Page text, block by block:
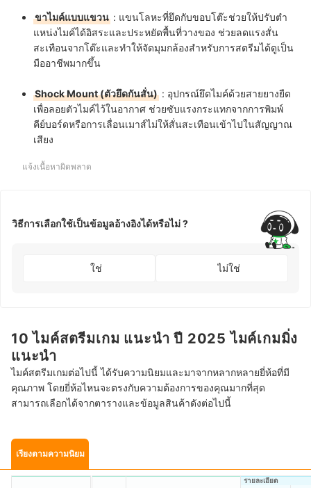
ขาไมค์แบบแขวน : แขนโลหะที่ยึดกับขอบโต๊ะช่วยให้ปรับตำ
แหน่งไมค์ได้อิสระและประหยัดพื้นที่วางของ ช่วยลดแรงสั่น
สะเทือนจากโต๊ะและทำให้จัดมุมกล้องสำหรับการสตรีมได้ดูเป็น
มืออาชีพมากขึ้น
Shock Mount (ตัวยึดกันสั่น) : อุปกรณ์ยึดไมค์ด้วยสายยางยืด
เพื่อลอยตัวไมค์ไว้ในอากาศ ช่วยซับแรงกระแทกจากการพิมพ์
คีย์บอร์ดหรือการเลื่อนเมาส์ไม่ให้สั่นสะเทือนเข้าไปในสัญญาณ
เสียง
แจ้งเนื้อหาผิดพลาด
วิธีการเลือกใช้เป็นข้อมูลอ้างอิงได้หรือไม่ ?
ใช่ ไม่ใช่
10 ไมค์สตรีมเกม แนะนำ ปี 2025 ไมค์เกมมิ่ง
แนะนำ
ไมค์สตรีมเกมต่อไปนี้ ได้รับความนิยมและมาจากหลากหลายยี่ห้อที่มี
คุณภาพ โดยยี่ห้อไหนจะตรงกับความต้องการของคุณมากที่สุด
สามารถเลือกได้จากตารางและข้อมูลสินค้าดังต่อไปนี้
เรียงตามความนิยม
รายละเอียด